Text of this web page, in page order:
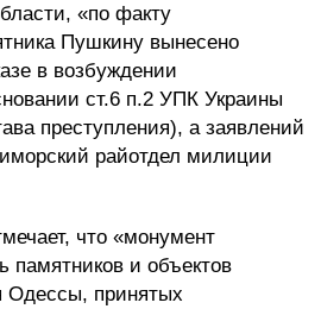
«по факту
Пушкину вынесено
в возбуждении
ст.6 п.2 УПК Украины
преступления), а заявлений
райотдел милиции
что «монумент
памятников и объектов
Одессы, принятых